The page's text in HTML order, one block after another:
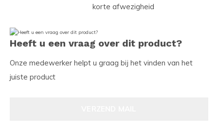
korte afwezigheid
Heeft u een vraag over dit product?
Onze medewerker helpt u graag bij het vinden van het
juiste product